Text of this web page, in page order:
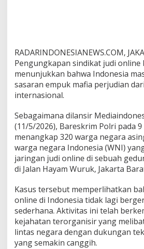
RADARINDONESIANEWS.COM,
Pengungkapan sindikat judi online
menunjukkan bahwa Indonesia
sasaran empuk mafia perjudian
internasional.
Sebagaimana dilansir
(11/5/2026), Bareskrim Polri pada 9
menangkap 320 warga negara
warga negara Indonesia (WNI)
jaringan judi online di sebuah
di Jalan Hayam Wuruk, Jakarta
Kasus tersebut memperlihatkan
online di Indonesia tidak lagi
sederhana. Aktivitas ini telah
kejahatan terorganisir yang
lintas negara dengan dukungan
yang semakin canggih.